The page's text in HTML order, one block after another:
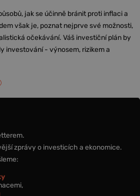
jak se účinně bránit proti inflaci a
však je, poznat nejprve své možnosti,
očekávání. Váš investiční plán by
investování - výnosem, rizikem a
zprávy o investicích a ekonomice.